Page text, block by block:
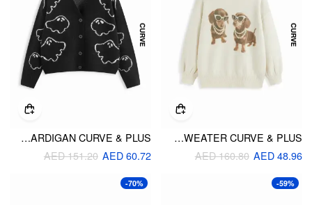
KNIT WOOL-BLEND DOG GRAPHIC SWEATER CURVE & PLUS
AED 48.96
AED 160.80
KNIT V-NECK GHOST BUTTON CARDIGAN CURVE & PLUS
AED 60.72
AED 151.20
-59%
-70%